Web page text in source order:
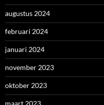
augustus 2024
februari 2024
januari 2024
november 2023
oktober 2023
maart 2023